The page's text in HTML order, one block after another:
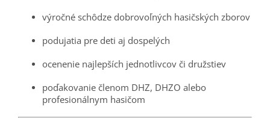
výročné schôdze dobrovoľných hasičských zborov
podujatia pre deti aj dospelých
ocenenie najlepších jednotlivcov či družstiev
poďakovanie členom DHZ, DHZO alebo
profesionálnym hasičom